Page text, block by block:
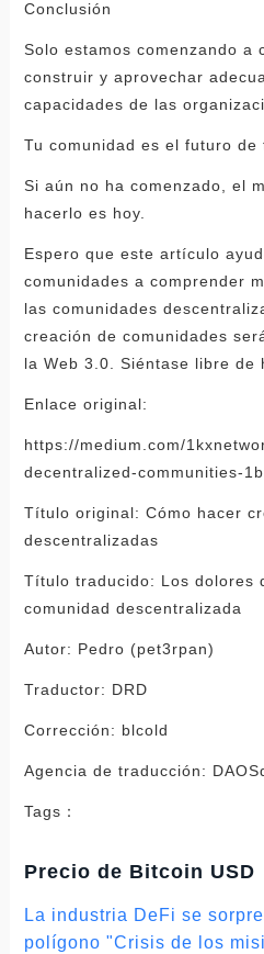
Conclusión
Solo estamos comenzando a
construir y aprovechar
capacidades de las
Tu comunidad es el futuro de
Si aún no ha comenzado, el
hacerlo es hoy.
Espero que este artículo
comunidades a comprender
las comunidades
creación de comunidades
la Web 3.0. Siéntase libre de
Enlace original:
https://medium.com/
decentralized-communities-
Título original: Cómo hacer
descentralizadas
Título traducido: Los dolores
comunidad descentralizada
Autor: Pedro (pet3rpan)
Traductor: DRD
Corrección: blcold
Agencia de traducción:
Tags：
Precio de Bitcoin USD
La industria DeFi se
polígono "Crisis de los